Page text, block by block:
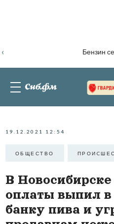
Бензин
‹
19.12.2021 12:54
ОБЩЕСТВО
В
оплаты выпил в
банку пива и